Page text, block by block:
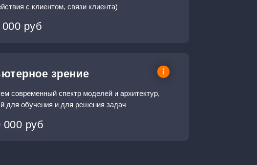
руб
000 руб
зрение
с клиентом, связи клиента)
современный спектр моделей и архитектур,
для обучения и для решения задач